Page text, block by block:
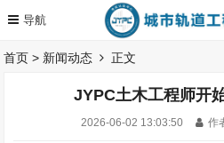
首页 > 新闻动态 正文
JYPC土木工程师开
2026-06-02 13:03:50 作